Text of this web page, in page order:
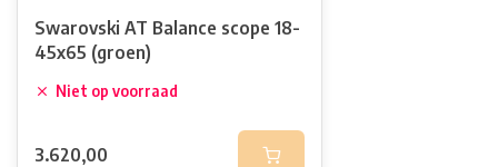
Swarovski AT Balance scope 18-
45x65 (groen)
Niet op voorraad
3.620,00